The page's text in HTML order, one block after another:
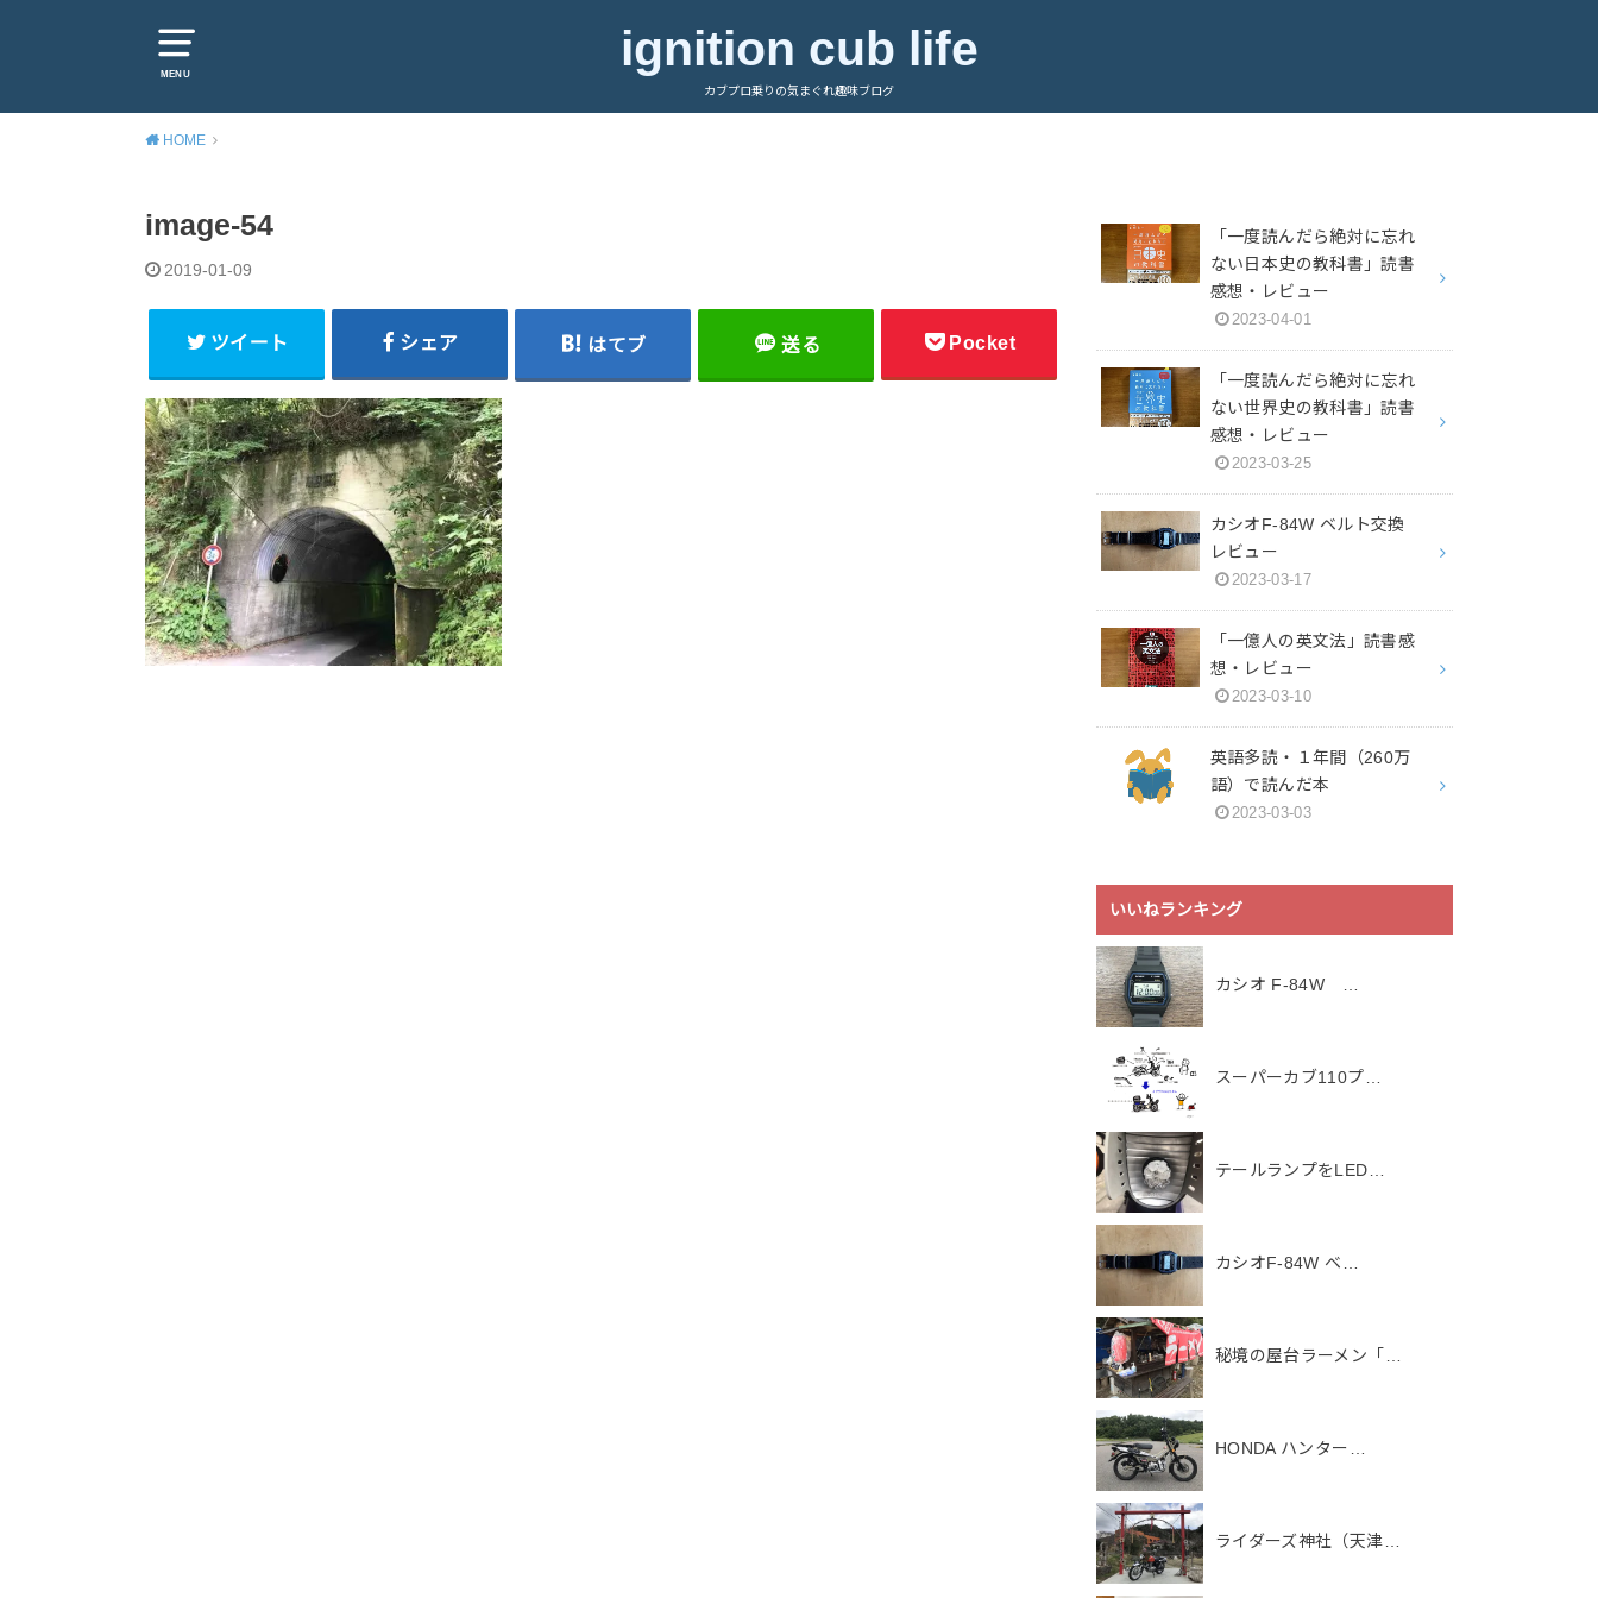
MENU ignition cub life
カブプロ乗りの気まぐれ趣味ブログ
HOME
image-54
2019-01-09
ツイート シェア はてブ 送る Pocket
「一度読んだら絶対に忘れ
ない日本史の教科書」読書
感想・レビュー
2023-04-01
「一度読んだら絶対に忘れ
ない世界史の教科書」読書
感想・レビュー
2023-03-25
カシオF-84W ベルト交換
レビュー
2023-03-17
「一億人の英文法」読書感
想・レビュー
2023-03-10
英語多読・１年間（260万
語）で読んだ本
2023-03-03
いいねランキング
カシオ F-84W …
スーパーカブ110プ…
テールランプをLED…
カシオF-84W ベ…
秘境の屋台ラーメン「…
HONDA ハンター…
ライダーズ神社（天津…